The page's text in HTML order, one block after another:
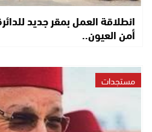
انطلاقة العمل بمقر جديد
أمن العيون..
مستجدات